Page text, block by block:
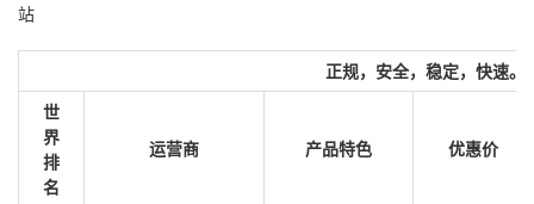
站
正规，安全，稳定，快速。
世
界
排
名
运营商 产品特色 优惠价